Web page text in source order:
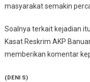
masyarakat semakin
Soalnya terkait kejadian
Kasat Reskrim AKP
memberikan komentar
(DENI S)